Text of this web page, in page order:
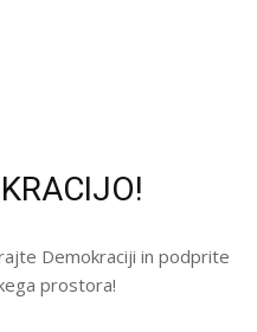
Demokraciji in podprite
prostora!